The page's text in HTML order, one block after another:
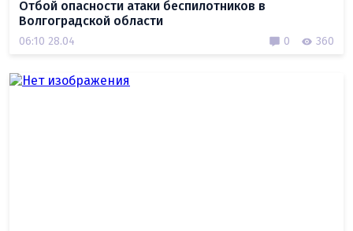
Отбой опасности атаки беспилотников в
Волгоградской области
06:10 28.04 0 360